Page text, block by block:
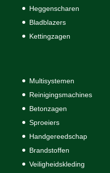
Heggenscharen
Bladblazers
Kettingzagen
Multisystemen
Reinigingsmachines
Betonzagen
Sproeiers
Handgereedschap
Brandstoffen
Veiligheidskleding